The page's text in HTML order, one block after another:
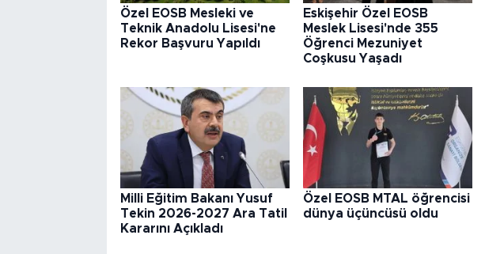
Özel EOSB Mesleki ve
Teknik Anadolu Lisesi'ne
Rekor Başvuru Yapıldı
Eskişehir Özel EOSB
Meslek Lisesi'nde 355
Öğrenci Mezuniyet
Coşkusu Yaşadı
Milli Eğitim Bakanı Yusuf
Tekin 2026-2027 Ara Tatil
Kararını Açıkladı
Özel EOSB MTAL öğrencisi
dünya üçüncüsü oldu